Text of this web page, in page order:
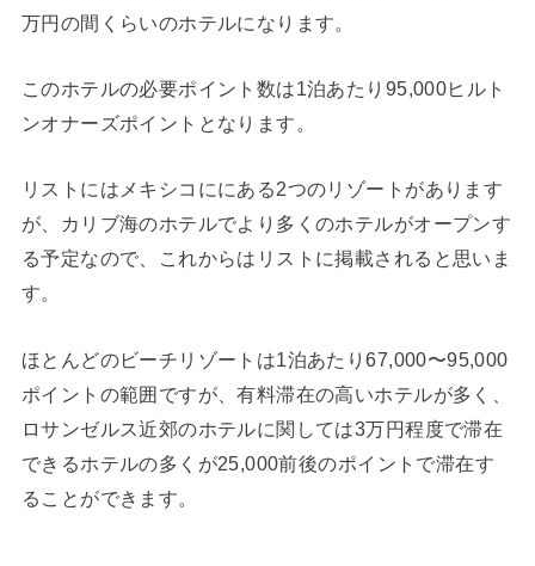
万円の間くらいのホテルになります。
このホテルの必要ポイント数は1泊あたり95,000ヒルト
ンオナーズポイントとなります。
リストにはメキシコににある2つのリゾートがあります
が、カリブ海のホテルでより多くのホテルがオープンす
る予定なので、これからはリストに掲載されると思いま
す。
ほとんどのビーチリゾートは1泊あたり67,000〜95,000
ポイントの範囲ですが、有料滞在の高いホテルが多く、
ロサンゼルス近郊のホテルに関しては3万円程度で滞在
できるホテルの多くが25,000前後のポイントで滞在す
ることができます。